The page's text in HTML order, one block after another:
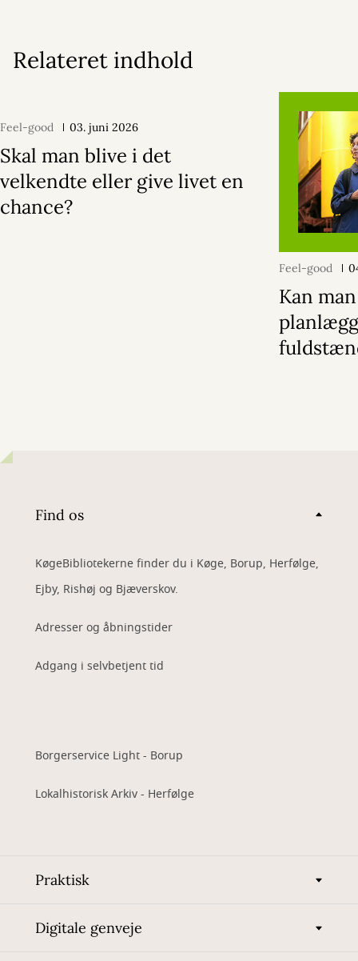
Relateret indhold
Feel-good 03. juni 2026
Skal man blive i det
velkendte eller give livet en
chance?
Feel-good
Kan man
Find os
KøgeBibliotekerne finder du i Køge, Borup, Herfølge,
Ejby, Rishøj og Bjæverskov.
Adresser og åbningstider
Adgang i selvbetjent tid
Borgerservice Light - Borup
Lokalhistorisk Arkiv - Herfølge
Praktisk
Digitale genveje